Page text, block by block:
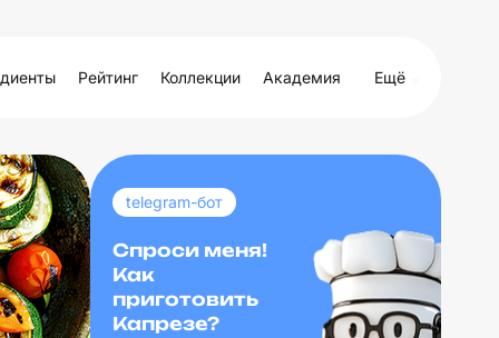
Рейтинг Коллекции Академия Ещё
telegram-бот
Спроси меня!
Как
приготовить
Капрезе?